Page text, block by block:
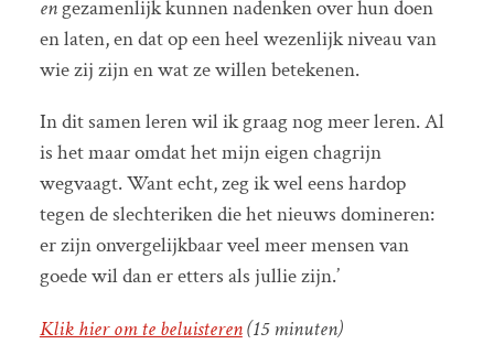
engezamenlijk kunnen nadenken over hun doen
en laten, en dat op een heel wezenlijk niveau van
wie zij zijn en wat ze willen betekenen.
In dit samen leren wil ik graag nog meer leren. Al
is het maar omdat het mijn eigen chagrijn
wegvaagt. Want echt, zeg ik wel eens hardop
tegen de slechteriken die het nieuws domineren:
er zijn onvergelijkbaar veel meer mensen van
goede wil dan er etters als jullie zijn.’
Klik hier om te beluisteren(15 minuten)